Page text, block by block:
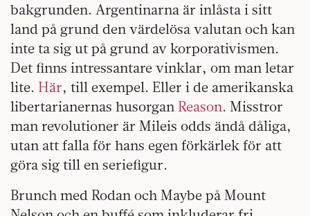
bakgrunden. Argentinarna är inlåsta i sitt
land på grund den värdelösa valutan och kan
inte ta sig ut på grund av korporativismen.
Det finns intressantare vinklar, om man letar
lite. Här, till exempel. Eller i de amerikanska
libertarianernas husorganReason. Misstror
man revolutioner är Mileis odds ändå dåliga,
utan att falla för hans egen förkärlek för att
göra sig till en seriefigur.
Brunch med Rodan och Maybe på Mount